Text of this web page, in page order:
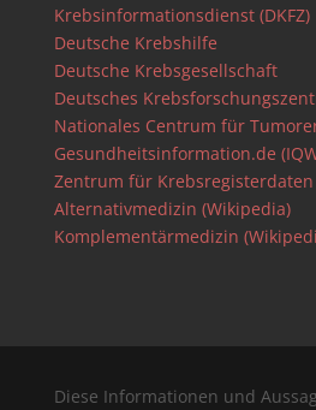
Krebsinformationsdienst (DKFZ)
Deutsche Krebshilfe
Deutsche Krebsgesellschaft
Deutsches
Nationales Centrum für
Gesundheitsinformation.de
Zentrum für Krebsregisterdaten
Alternativmedizin (Wikipedia)
Komplementärmedizin
Diese Informationen und